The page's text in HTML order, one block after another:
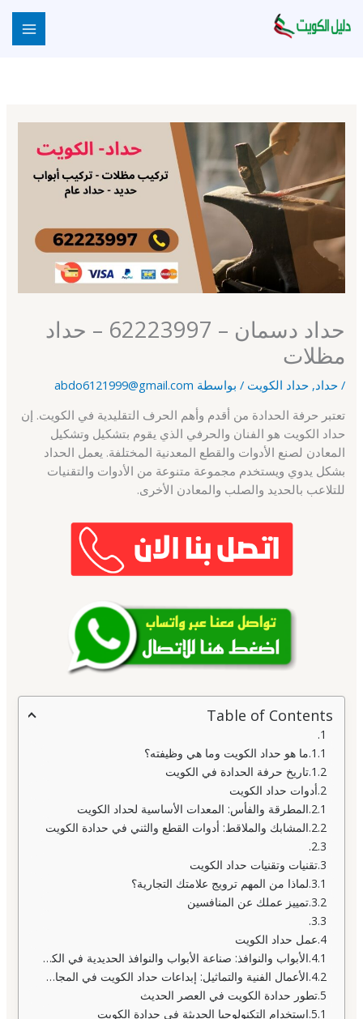
إلى
حداد دسمان – 62223997 – حداد
مظلات
/حداد,حداد الكويت / بواسطة abdo6121999@gmail.com
تعتبر حرفة الحدادة من أقدم وأهم الحرف التقليدية في الكويت. إن
حداد الكويت هو الفنان والحرفي الذي يقوم بتشكيل وتشكيل
المعادن لصنع الأدوات والقطع المعدنية المختلفة. يعمل الحداد
بشكل يدوي ويستخدم مجموعة متنوعة من الأدوات والتقنيات
للتلاعب بالحديد والصلب والمعادن الأخرى.
Table of Contents
ما هو حداد الكويت وما هي وظيفته؟
تاريخ حرفة الحدادة في الكويت
أدوات حداد الكويت
المطرقة والفأس: المعدات الأساسية لحداد الكويت
المشابك والملاقط: أدوات القطع والثني في حدادة الكويت
تقنيات وتقنيات حداد الكويت
لماذا من المهم ترويج علامتك التجارية؟
تمييز عملك عن المنافسين
عمل حداد الكويت
الأبواب والنوافذ: صناعة الأبواب والنوافذ الحديدية في الكويت
الأعمال الفنية والتماثيل: إبداعات حداد الكويت في المجال الفني
تطور حدادة الكويت في العصر الحديث
استخدام التكنولوجيا الحديثة في حدادة الكويت